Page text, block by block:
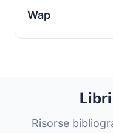
Wap
Risorse